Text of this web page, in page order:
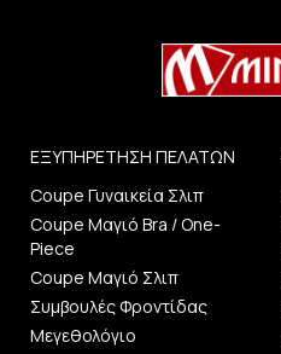
ΕΞΥΠΗΡΕΤΗΣΗ ΠΕΛΑΤΩΝ
Coupe Γυναικεία Σλιπ
Coupe Μαγιό Bra / One-
Piece
Coupe Μαγιό Σλιπ
Συμβουλές Φροντίδας
Μεγεθολόγιο